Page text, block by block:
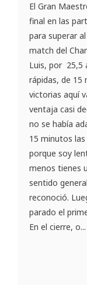
El Gran
final en las
para superar
match del
Luis, por 25,5
rápidas, de 15
victorias aquí
ventaja casi
no se había
15 minutos
porque soy
menos tienes
sentido
reconoció.
parado el
En el cierre, o...